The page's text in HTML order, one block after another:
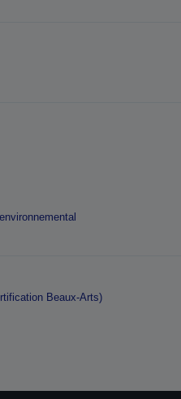
Beaux-Arts)